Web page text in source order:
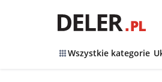
Wszystkie kategorie